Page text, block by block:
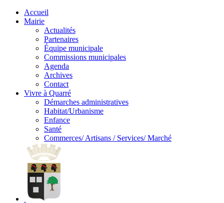
Accueil
Mairie
Actualités
Partenaires
Équipe municipale
Commissions municipales
Agenda
Archives
Contact
Vivre à Quarré
Démarches administratives
Habitat/Urbanisme
Enfance
Santé
Commerces/ Artisans / Services/ Marché